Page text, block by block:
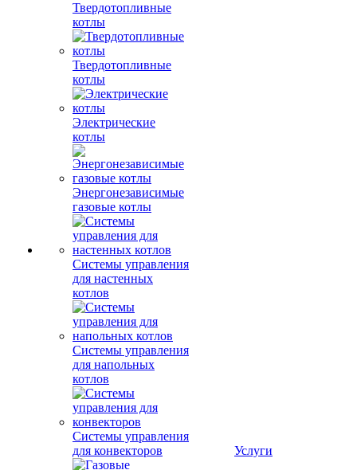
Твердотопливные
котлы
Твердотопливные
котлы
Электрические
котлы
Энергонезависимые
газовые котлы
Системы управления
для настенных
котлов
Системы управления
для напольных
котлов
Системы управления
для конвекторов
Услуги